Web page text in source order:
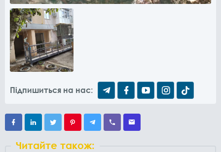
Підпишиться на нас:
Читайте також: